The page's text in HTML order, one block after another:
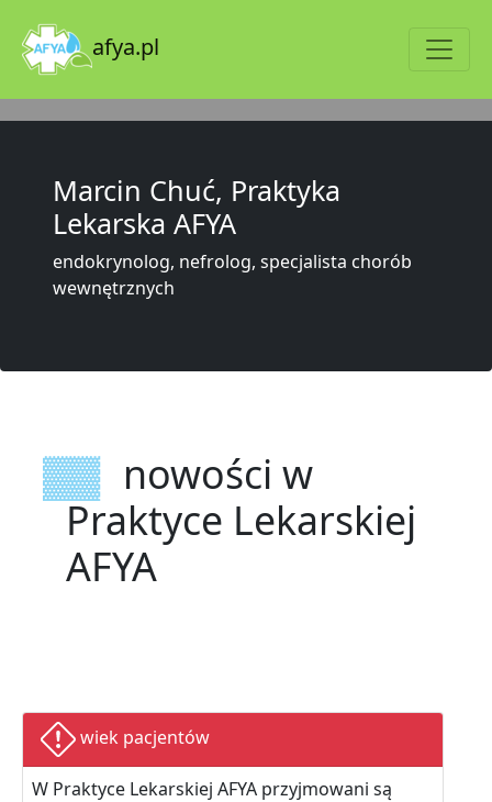
afya.pl
Marcin Chuć, Praktyka
Lekarska AFYA
endokrynolog, nefrolog, specjalista chorób
wewnętrznych
nowości w
Praktyce Lekarskiej
AFYA
wiek pacjentów
W Praktyce Lekarskiej AFYA przyjmowani są